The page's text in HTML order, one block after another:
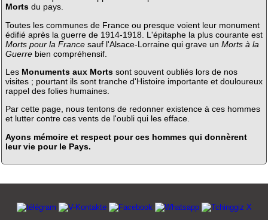
Mortsdu pays.
Toutes les communes de France ou presque voient leur monument
édifié après la guerre de 1914-1918. L'épitaphe la plus courante est
Morts pour la Francesauf l'Alsace-Lorraine qui grave un Morts à la
Guerrebien compréhensif.
Les Monuments aux Mortssont souvent oubliés lors de nos
visites ; pourtant ils sont tranche d'Histoire importante et douloureux
rappel des folies humaines.
Par cette page, nous tentons de redonner existence à ces hommes
et lutter contre ces vents de l'oubli qui les efface.
Ayons mémoire et respect pour ces hommes qui donnèrent
leur vie pour le Pays.